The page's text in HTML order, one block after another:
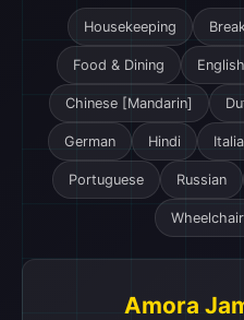
Housekeeping
Food & Dining English
Chinese [Mandarin]
German Hindi
Portuguese Russian
Amora